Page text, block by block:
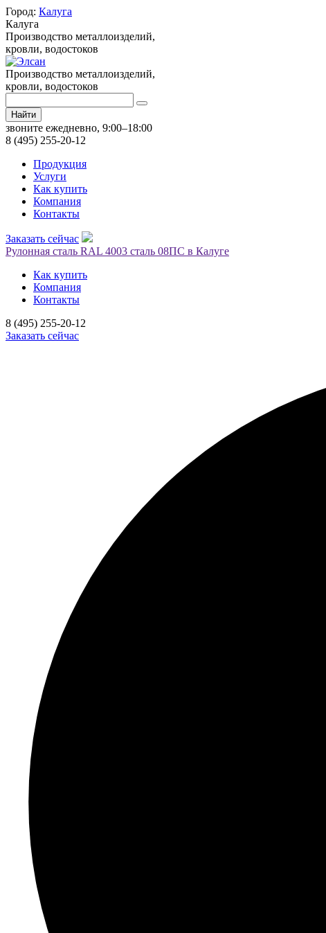
Город: Калуга
Калуга
Производство металлоизделий,
кровли, водостоков
Производство металлоизделий,
кровли, водостоков
Найти
звоните ежедневно, 9:00–18:00
8 (495) 255-20-12
Продукция
Услуги
Как купить
Компания
Контакты
Заказать сейчас
Рулонная сталь RAL 4003 сталь 08ПС в Калуге
Как купить
Компания
Контакты
8 (495) 255-20-12
Заказать сейчас